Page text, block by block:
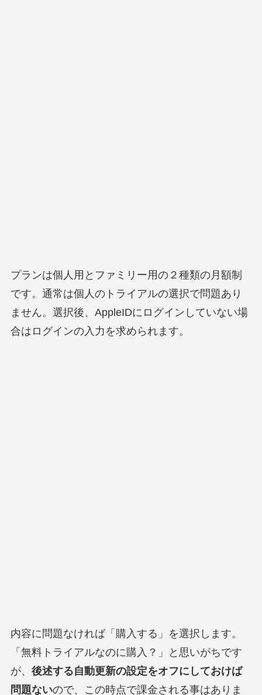
プランは個人用とファミリー用の２種類の月額制
です。通常は個人のトライアルの選択で問題あり
ません。選択後、AppleIDにログインしていない場
合はログインの入力を求められます。
内容に問題なければ「購入する」を選択します。
「無料トライアルなのに購入？」と思いがちです
が、 後述する自動更新の設定をオフにしておけば
問題ないので、この時点で課金される事はありま